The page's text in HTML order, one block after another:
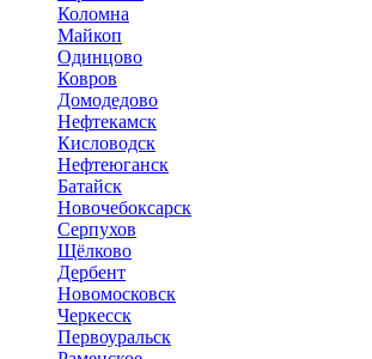
Коломна
Майкоп
Одинцово
Ковров
Домодедово
Нефтекамск
Кисловодск
Нефтеюганск
Батайск
Новочебоксарск
Серпухов
Щёлково
Дербент
Новомосковск
Черкесск
Первоуральск